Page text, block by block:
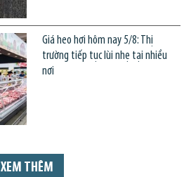
Giá heo hơi hôm nay 5/8: Thị
trường tiếp tục lùi nhẹ tại nhiều
nơi
XEM THÊM